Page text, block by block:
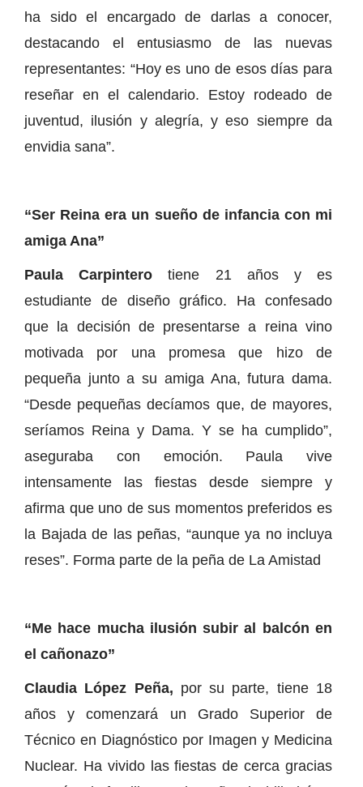
ha sido el encargado de darlas a conocer,
destacando el entusiasmo de las nuevas
representantes: “Hoy es uno de esos días para
reseñar en el calendario. Estoy rodeado de
juventud, ilusión y alegría, y eso siempre da
envidia sana”.
“Ser Reina era un sueño de infancia con mi
amiga Ana”
Paula Carpintero tiene 21 años y es
estudiante de diseño gráfico. Ha confesado
que la decisión de presentarse a reina vino
motivada por una promesa que hizo de
pequeña junto a su amiga Ana, futura dama.
“Desde pequeñas decíamos que, de mayores,
seríamos Reina y Dama. Y se ha cumplido”,
aseguraba con emoción. Paula vive
intensamente las fiestas desde siempre y
afirma que uno de sus momentos preferidos es
la Bajada de las peñas, “aunque ya no incluya
reses”. Forma parte de la peña de La Amistad
“Me hace mucha ilusión subir al balcón en
el cañonazo”
Claudia López Peña, por su parte, tiene 18
años y comenzará un Grado Superior de
Técnico en Diagnóstico por Imagen y Medicina
Nuclear. Ha vivido las fiestas de cerca gracias